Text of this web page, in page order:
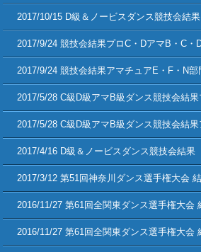
2017/10/15 D級＆ノービスダンス競技会結果
2017/9/24 競技会結果プロC・DアマB・C・
2017/9/24 競技会結果アマチュアE・F・N部
2017/5/28 C級D級アマB級ダンス競技会結果
2017/5/28 C級D級アマB級ダンス競技会結
2017/4/16 D級＆ノービスダンス競技会結果
2017/3/12 第51回神奈川ダンス選手権大会
2016/11/27 第61回全関東ダンス選手権大会
2016/11/27 第61回全関東ダンス選手権大会